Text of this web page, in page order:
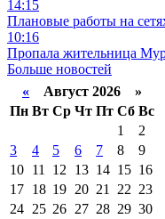
14:15
Плановые работы на
10:16
Пропала жительница
Больше новостей
« Август 2026 »
Пн Вт Ср Чт Пт Сб Вс
1
2
3
4 5 6 7 8
9
10 11 12 13 14 15 16
17 18 19 20 21 22 23
24 25 26 27 28 29 30